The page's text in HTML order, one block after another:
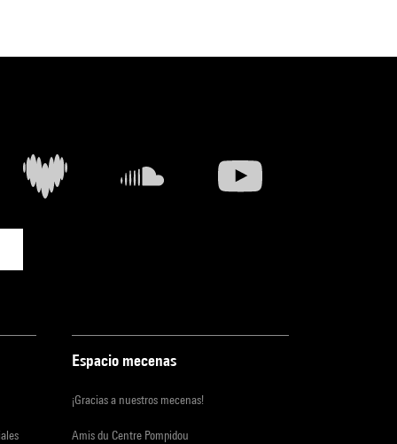
Espacio mecenas
¡Gracias a nuestros mecenas!
Amis du Centre Pompidou